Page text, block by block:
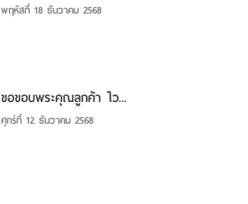
พฤหัสที่ 18 ธันวาคม 2568
ขอขอบพระคุณลูกค้า ไว...
ศุกร์ที่ 12 ธันวาคม 2568